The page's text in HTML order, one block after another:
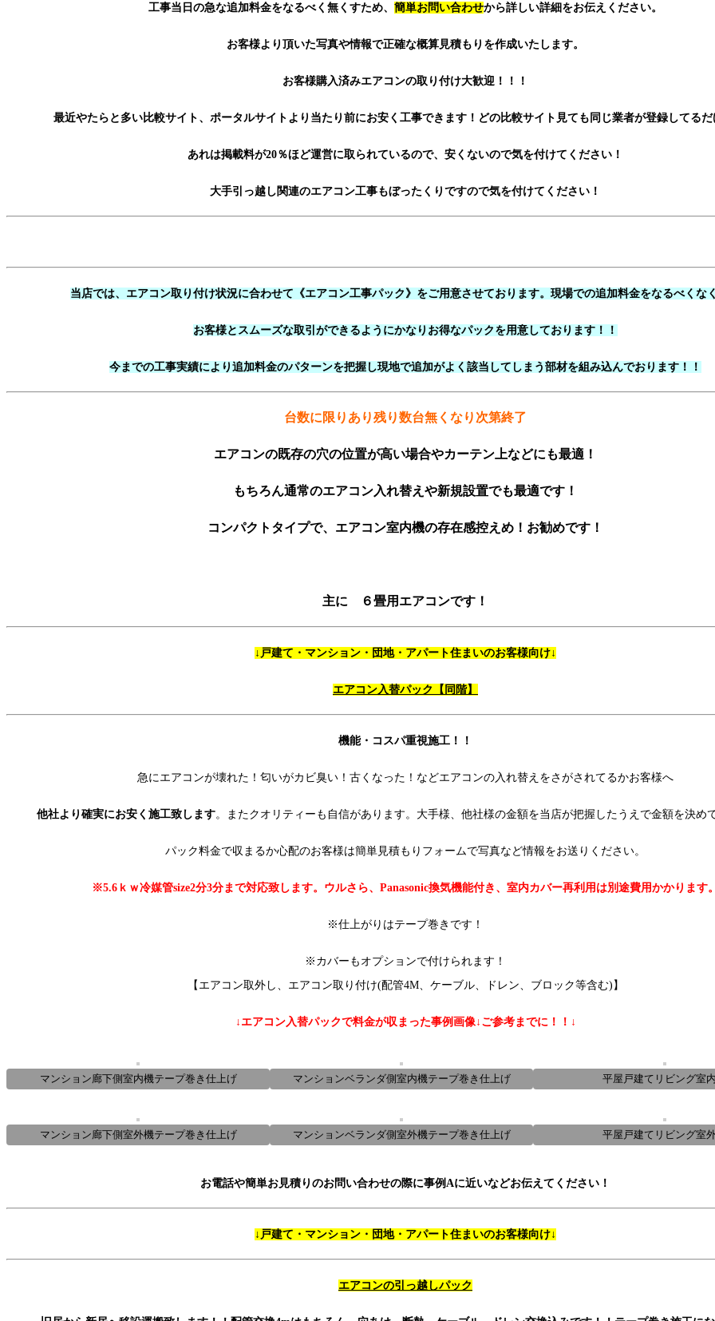
工事当日の急な追加料金をなるべく無くすため、 簡単お問い合わせから詳しい詳細をお伝えください。
お客様より頂いた写真や情報で正確な概算見積もりを作成いたします。
お客様購入済みエアコンの取り付け大歓迎！！！
最近やたらと多い比較サイト、ポータルサイトより当たり前にお安く工事できます！どの比較サイト見ても同じ業者が登録してる
あれは掲載料が20％ほど運営に取られているので、安くないので気を付けてください！
大手引っ越し関連のエアコン工事もぼったくりですので気を付けてください！
当店では、エアコン取り付け状況に合わせて《エアコン工事パック》をご用意させております。現場での追加料金をなるべくな
お客様とスムーズな取引ができるようにかなりお得なパックを用意しております！！
今までの工事実績により追加料金のパターンを把握し現地で追加がよく該当してしまう部材を組み込んでおります！！
台数に限りあり残り数台無くなり次第終了
エアコンの既存の穴の位置が高い場合やカーテン上などにも最適！
もちろん通常のエアコン入れ替えや新規設置でも最適です！
コンパクトタイプで、エアコン室内機の存在感控えめ！お勧めです！
主に ６畳用エアコンです！
↓戸建て・マンション・団地・アパート住まいのお客様向け↓
エアコン入替パック【同階】
機能・コスパ重視施工！！
急にエアコンが壊れた！匂いがカビ臭い！古くなった！などエアコンの入れ替えをさがされてるかお客様へ
他社より確実にお安く施工致します。またクオリティーも自信があります。大手様、他社様の金額を当店が把握したうえで金額を決め
パック料金で収まるか心配のお客様は簡単見積もりフォームで写真など情報をお送りください。
※5.6ｋｗ冷媒管size2分3分まで対応致します。ウルさら、Panasonic換気機能付き、室内カバー再利用は別途費用かかります
※仕上がりはテープ巻きです！
※カバーもオプションで付けられます！
【エアコン取外し、エアコン取り付け(配管4M、ケーブル、ドレン、ブロック等含む)】
↓エアコン入替パックで料金が収まった事例画像↓ご参考までに！！↓
マンション廊下側室内機テープ巻き仕上げ マンションベランダ側室内機テープ巻き仕上げ 平屋戸建てリビング室
マンション廊下側室外機テープ巻き仕上げ マンションベランダ側室外機テープ巻き仕上げ 平屋戸建てリビング室
お電話や簡単お見積りのお問い合わせの際に事例Aに近いなどお伝えてください！
↓ 戸建て・マンション・団地・アパート住まいのお客様向け↓
エアコンの引っ越しパック